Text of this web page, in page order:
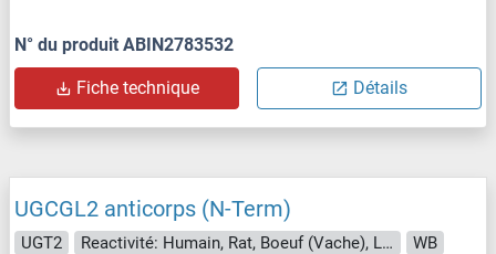
N° du produit ABIN2783532
Fiche technique Détails
UGCGL2 anticorps (N-Term)
UGT2 Reactivité: Humain, Rat, Boeuf (Vache), Lapin, Chien, Cheval, Porc
WB